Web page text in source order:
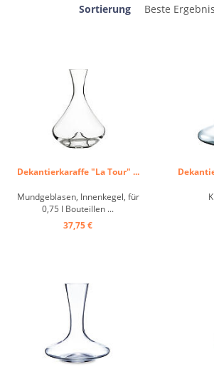
Sortierung
Dekantierkaraffe "La Tour" ...
Mundgeblasen, Innenkegel, für
0,75 l Bouteillen ...
37,75 €